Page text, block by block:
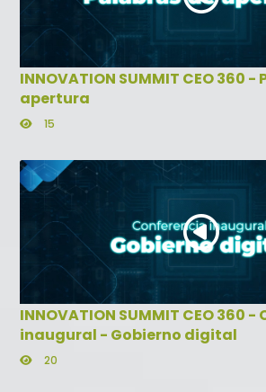
INNOVATION SUMMIT CEO 360
apertura
15
INNOVATION SUMMIT CEO 360
inaugural - Gobierno digital
20